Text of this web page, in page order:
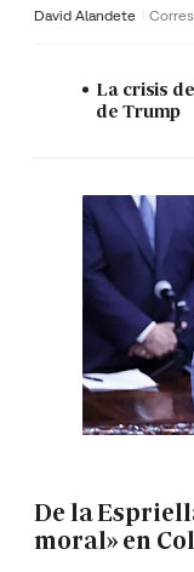
David Alandete
La crisis
de Trump
De la
moral» en